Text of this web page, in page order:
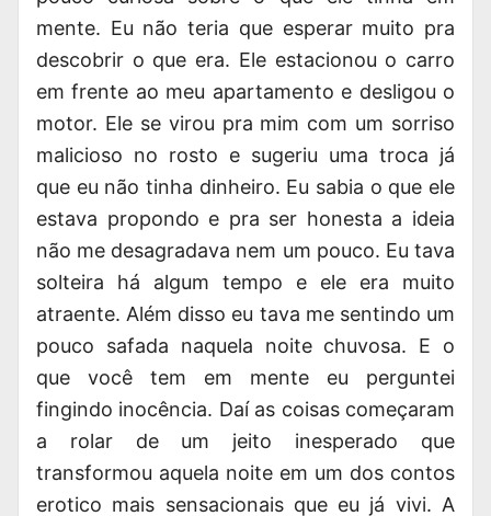
mente. Eu não teria que esperar muito pra
descobrir o que era. Ele estacionou o carro
em frente ao meu apartamento e desligou o
motor. Ele se virou pra mim com um sorriso
malicioso no rosto e sugeriu uma troca já
que eu não tinha dinheiro. Eu sabia o que ele
estava propondo e pra ser honesta a ideia
não me desagradava nem um pouco. Eu tava
solteira há algum tempo e ele era muito
atraente. Além disso eu tava me sentindo um
pouco safada naquela noite chuvosa. E o
que você tem em mente eu perguntei
fingindo inocência. Daí as coisas começaram
a rolar de um jeito inesperado que
transformou aquela noite em um dos contos
erotico mais sensacionais que eu já vivi. A